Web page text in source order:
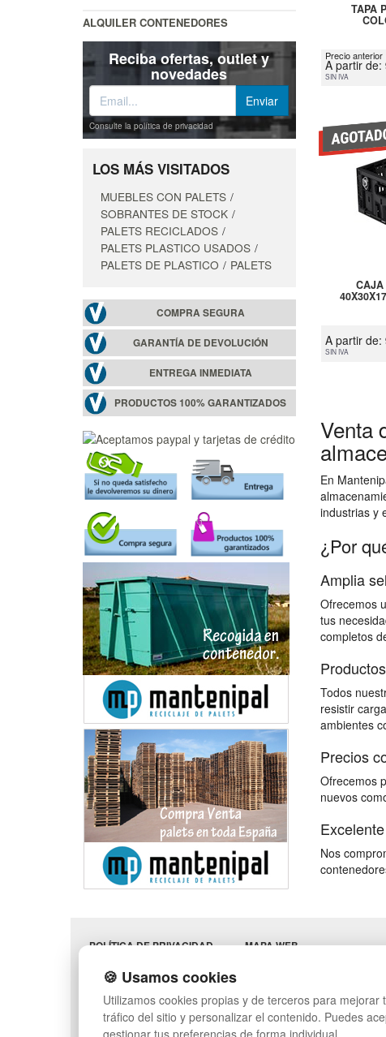
ALQUILER CONTENEDORES
Reciba ofertas, outlet y
novedades
Consulte la política de privacidad
LOS MÁS VISITADOS
MUEBLES CON PALETS
SOBRANTES DE STOCK
PALETS RECICLADOS
PALETS PLASTICO USADOS
PALETS DE PLASTICO
PALETS
COMPRA SEGURA
GARANTÍA DE DEVOLUCIÓN
ENTREGA INMEDIATA
PRODUCTOS 100% GARANTIZADOS
TAPA
Precio anterior
A partir de:
SIN IVA
CAJA
A partir de:
SIN IVA
Venta
En
industrias y
¿Por
Amplia
Ofrecemos
tus
completos
Todos
resistir
ambientes
Precios
Ofrecemos
nuevos
Nos
POLÍTICA DE PRIVACIDAD
CAMBIOS Y
DEVOLUCIONES
CONTACTO
MAPA WEB
🍪 Usamos cookies
Utilizamos cookies propias y de terceros para
tráfico del sitio y personalizar el contenido. Puedes
gestionar tus preferencias de forma individual.